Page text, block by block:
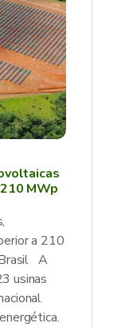
MWp
a 210
A
usinas